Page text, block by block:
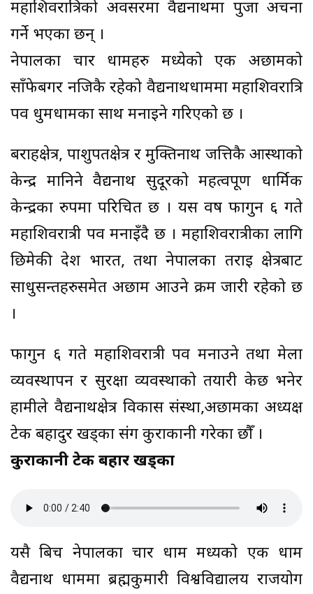
महाशिवरात्रिको अवसरमा वैद्यनाथमा पुजा अर्चना
गर्ने भएका छन् ।
नेपालका चार धामहरु मध्येको एक अछामको
साँफेबगर नजिकै रहेको वैद्यनाथधाममा महाशिवरात्रि
पर्व धुमधामका साथ मनाइने गरिएको छ ।
बराहक्षेत्र, पाशुपतक्षेत्र र मुक्तिनाथ जत्तिकै आस्थाको
केन्द्र मानिने वैद्यनाथ सुदूरको महत्वपूर्ण धार्मिक
केन्द्रका रुपमा परिचित छ । यस वर्ष फागुन ६ गते
महाशिवरात्री पर्व मनाइँदै छ । महाशिवरात्रीका लागि
छिमेकी देश भारत, तथा नेपालका तराई क्षेत्रबाट
साधुसन्तहरुसमेत अछाम आउने क्रम जारी रहेको छ
।
फागुन ६ गते महाशिवरात्री पर्व मनाउने तथा मेला
व्यवस्थापन र सुरक्षा व्यवस्थाको तयारी केछ भनेर
हामीले वैद्यनाथक्षेत्र विकास संस्था,अछामका अध्यक्ष
टेक बहादुर खड्का संग कुराकानी गरेका छौँ ।
कुराकानी टेक बहादुर खड्का
यसै बिच नेपालका चार धाम मध्यको एक धाम
वैद्यनाथ धाममा ब्रह्मकुमारी विश्वविद्यालय राजयोग